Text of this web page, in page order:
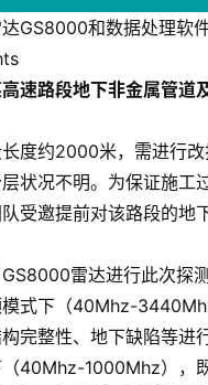
GS8000和数据处理软
速路段地下非金属管道
度约2000米，需进行
状况不明。为保证施工
受邀提前对该路段的地
雷达进行此次探
式下（40Mhz-
完整性、地下缺陷等进
40Mhz-1000Mhz），